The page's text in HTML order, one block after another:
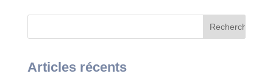
Articles récents